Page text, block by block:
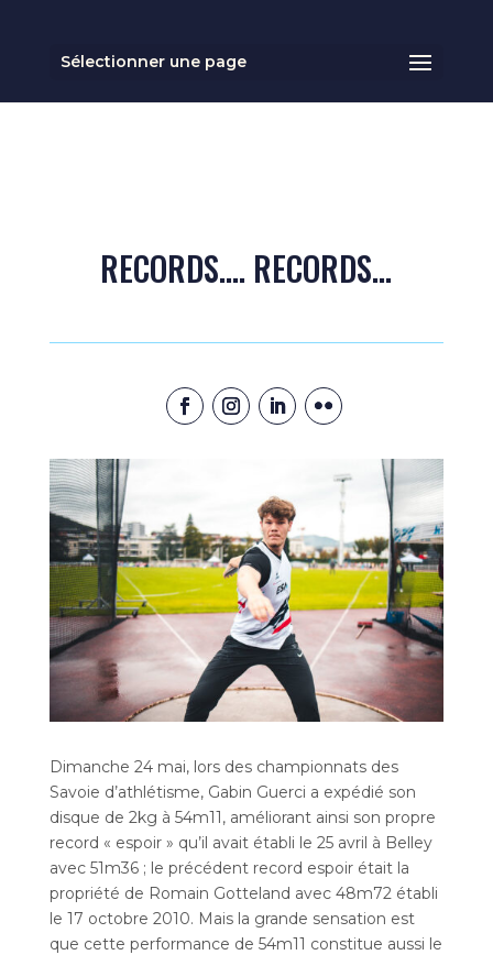
Sélectionner une page
RECORDS…. RECORDS…
Dimanche 24 mai, lors des championnats des
Savoie d’athlétisme, Gabin Guerci a expédié son
disque de 2kg à 54m11, améliorant ainsi son propre
record « espoir » qu’il avait établi le 25 avril à Belley
avec 51m36 ; le précédent record espoir était la
propriété de Romain Gotteland avec 48m72 établi
le 17 octobre 2010. Mais la grande sensation est
que cette performance de 54m11 constitue aussi le